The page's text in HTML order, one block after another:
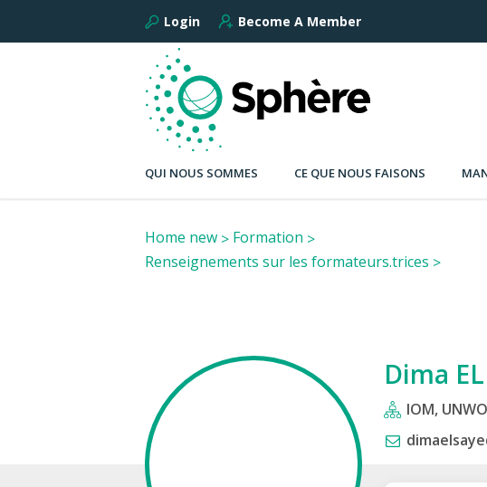
Login Become A Member
QUI NOUS SOMMES CE QUE NOUS FAISONS
Home new
Formation
Renseignements sur les formateurs.trices
Dima
IOM,